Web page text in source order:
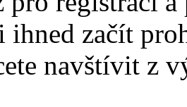
ihned začít
navštívit z